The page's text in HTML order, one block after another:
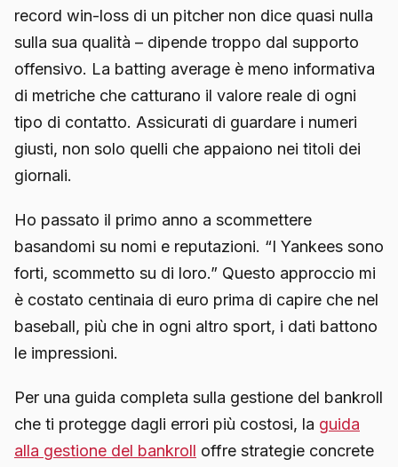
record win-loss di un pitcher non dice quasi nulla
sulla sua qualità – dipende troppo dal supporto
offensivo. La batting average è meno informativa
di metriche che catturano il valore reale di ogni
tipo di contatto. Assicurati di guardare i numeri
giusti, non solo quelli che appaiono nei titoli dei
giornali.
Ho passato il primo anno a scommettere
basandomi su nomi e reputazioni. “I Yankees sono
forti, scommetto su di loro.” Questo approccio mi
è costato centinaia di euro prima di capire che nel
baseball, più che in ogni altro sport, i dati battono
le impressioni.
Per una guida completa sulla gestione del bankroll
che ti protegge dagli errori più costosi, la guida
alla gestione del bankroll offre strategie concrete